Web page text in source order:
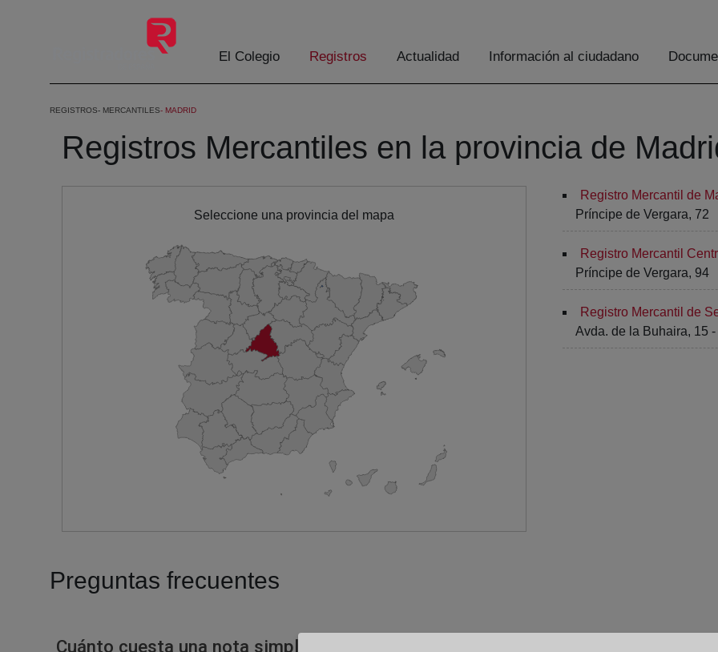
Saltar al contenido principal
El Colegio Registros Actualidad Información al ciudadano
REGISTROS MERCANTILES MADRID
Registros Mercantiles en la provincia de
Seleccione una provincia del mapa
Registro Mercantil de
Príncipe de Vergara, 72
Registro Mercantil
Príncipe de Vergara, 94
Registro Mercantil de
Avda. de la Buhaira, 15 -
Preguntas frecuentes
Cuánto cuesta una nota simple en un Registro de la Propiedad